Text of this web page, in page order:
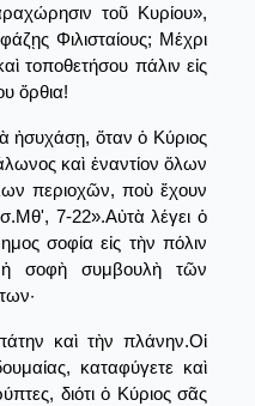
τοῦ Κυρίου»,
Φιλισταίους; Μέχρι
τοποθετήσου πάλιν εἰς
ὄρθια!
ὅταν ὁ Κύριος
καὶ ἐναντίον ὅλων
περιοχῶν, ποὺ ἔχουν
7-22».Αὐτὰ λέγει ὁ
σοφία εἰς τὴν πόλιν
ἡ σοφὴ συμβουλὴ τῶν
καὶ τὴν πλάνην.Οἱ
καταφύγετε καὶ
διότι ὁ Κύριος σᾶς